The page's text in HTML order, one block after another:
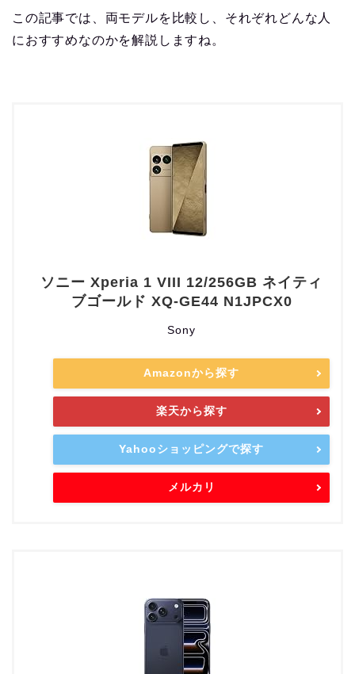
この記事では、両モデルを比較し、それぞれどんな人
におすすめなのかを解説しますね。
ソニー Xperia 1 VIII 12/256GB ネイティ
ブゴールド XQ-GE44 N1JPCX0
Sony
Amazonから探す
楽天から探す
Yahooショッピングで探す
メルカリ